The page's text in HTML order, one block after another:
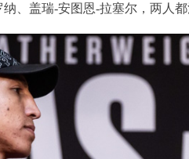
纳、盖瑞-安图恩-拉塞尔，两人